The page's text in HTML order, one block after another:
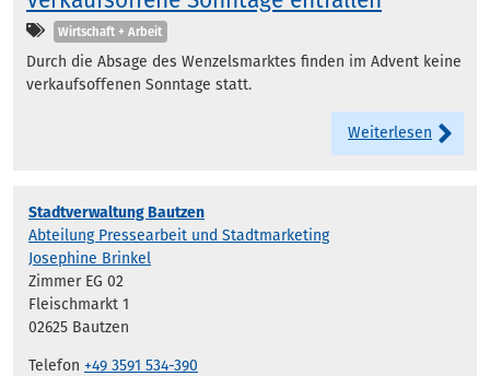
Kategorien
Wirtschaft + Arbeit
Durch die Absage des Wenzelsmarktes finden im Advent keine
verkaufsoffenen Sonntage statt.
Weiterlesen
Stadtverwaltung Bautzen
Abteilung Pressearbeit und Stadtmarketing
Josephine Brinkel
Zimmer EG 02
Fleischmarkt 1
02625 Bautzen
Telefon +49 3591 534-390